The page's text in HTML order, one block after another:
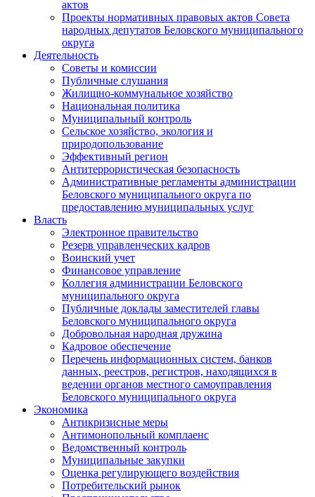
актов
Проекты нормативных правовых актов Совета
народных депутатов Беловского муниципального
округа
Деятельность
Советы и комиссии
Публичные слушания
Жилищно-коммунальное хозяйство
Национальная политика
Муниципальный контроль
Сельское хозяйство, экология и
природопользование
Эффективный регион
Антитеррористическая безопасность
Административные регламенты администрации
Беловского муниципального округа по
предоставлению муниципальных услуг
Власть
Электронное правительство
Резерв управленческих кадров
Воинский учет
Финансовое управление
Коллегия администрации Беловского
муниципального округа
Публичные доклады заместителей главы
Беловского муниципального округа
Добровольная народная дружина
Кадровое обеспечение
Перечень информационных систем, банков
данных, реестров, регистров, находящихся в
ведении органов местного самоуправления
Беловского муниципального округа
Экономика
Антикризисные меры
Антимонопольный комплаенс
Ведомственный контроль
Муниципальные закупки
Оценка регулирующего воздействия
Потребительский рынок